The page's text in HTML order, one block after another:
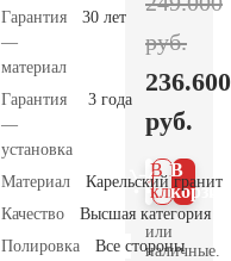
Гарантия
—
материал
30 лет
Гарантия
—
установка
3 года
Материал
Карельский гранит
Качество
Высшая категория
Полировка
Все стороны
руб.
236.600
руб.
В
В 1
клик
или
наличные.